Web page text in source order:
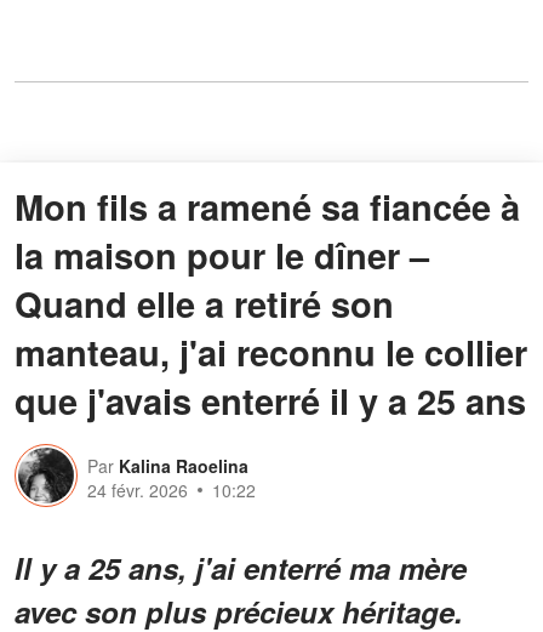
Mon fils a ramené sa fiancée à
la maison pour le dîner –
Quand elle a retiré son
manteau, j'ai reconnu le collier
que j'avais enterré il y a 25 ans
Par Kalina Raoelina
24 févr. 2026
10:22
Il y a 25 ans, j'ai enterré ma mère
avec son plus précieux héritage.